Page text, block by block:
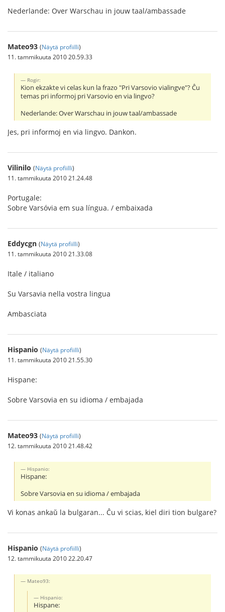
Nederlande: Over Warschau in jouw taal/ambassade
Mateo93 (Näytä profiilli)
11. tammikuuta 2010 20.59.33
Rogir:
Kion ekzakte vi celas kun la frazo "Pri Varsovio vialingve"? Ĉu
temas pri informoj pri Varsovio en via lingvo?
Nederlande: Over Warschau in jouw taal/ambassade
Jes, pri informoj en via lingvo. Dankon.
Vilinilo (Näytä profiilli)
11. tammikuuta 2010 21.24.48
Portugale:
Sobre Varsóvia em sua língua. / embaixada
Eddycgn (Näytä profiilli)
11. tammikuuta 2010 21.33.08
Itale / italiano
Su Varsavia nella vostra lingua
Ambasciata
Hispanio (Näytä profiilli)
11. tammikuuta 2010 21.55.30
Hispane:
Sobre Varsovia en su idioma / embajada
Mateo93 (Näytä profiilli)
12. tammikuuta 2010 21.48.42
Hispanio:
Hispane:
Sobre Varsovia en su idioma / embajada
Vi konas ankaŭ la bulgaran... Ĉu vi scias, kiel diri tion bulgare?
Hispanio (Näytä profiilli)
12. tammikuuta 2010 22.20.47
Mateo93:
Hispanio:
Hispane: